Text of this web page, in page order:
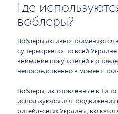
Где
воблеры?
Воблеры активно применяются
супермаркетах по всей
внимание покупателей к
непосредственно в момент
Воблеры, изготовленные в
используются для
ритейл-сетях Украины,